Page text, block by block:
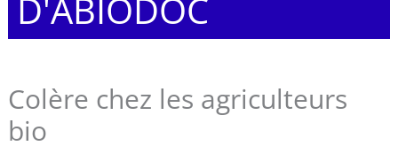
D'ABIODOC
Colère chez les agriculteurs
bio